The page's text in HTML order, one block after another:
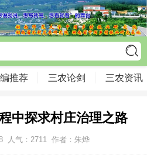
推荐 三农论剑 三农资讯
中探求村庄治理之路
人气： 2711 作者：朱烨